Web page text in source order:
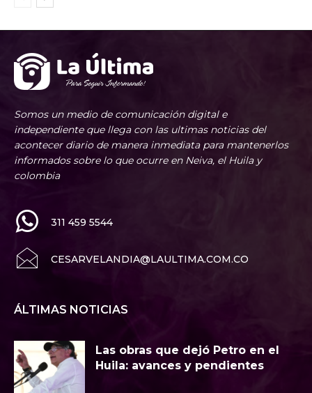
Somos un medio de comunicación digital e
independiente que llega con las ultimas noticias del
acontecer diario de manera inmediata para mantenerlos
informados sobre lo que ocurre en Neiva, el Huila y
colombia
311 459 5544
CESARVELANDIA@LAULTIMA.COM.CO
ÁLTIMAS NOTICIAS
Las obras que dejó Petro en el
Huila: avances y pendientes